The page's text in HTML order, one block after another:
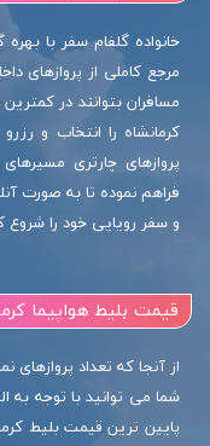
خانواده گلفام سفر با
مرجع کاملی از پروازهای
مسافران بتوانند در
کرمانشاه را انتخاب و
پروازهای چارتری
فراهم نموده تا به صورت
و سفر رویایی خود را شروع
قیمت بلیط هواپیما
از آنجا که تعداد
شما می توانید با توجه به
پایین ترین قیمت بلیط